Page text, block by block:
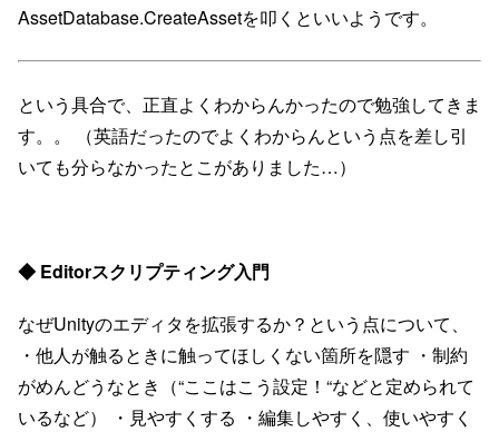
AssetDatabase.CreateAssetを叩くといいようです。
という具合で、正直よくわからんかったので勉強してきま
す。。 （英語だったのでよくわからんという点を差し引
いても分らなかったとこがありました…）
◆ Editorスクリプティング入門
なぜUnityのエディタを拡張するか？という点について、
・他人が触るときに触ってほしくない箇所を隠す ・制約
がめんどうなとき（“ここはこう設定！“などと定められて
いるなど） ・見やすくする ・編集しやすく、使いやすく